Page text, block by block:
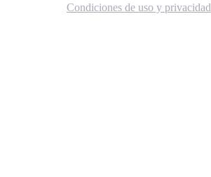
Condiciones de uso y privacidad